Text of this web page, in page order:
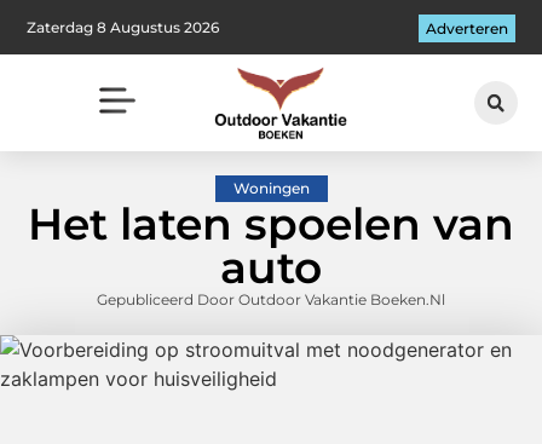
Zaterdag 8 Augustus 2026 Adverteren
Woningen
Het laten spoelen van
auto
Gepubliceerd Door Outdoor Vakantie Boeken.nl